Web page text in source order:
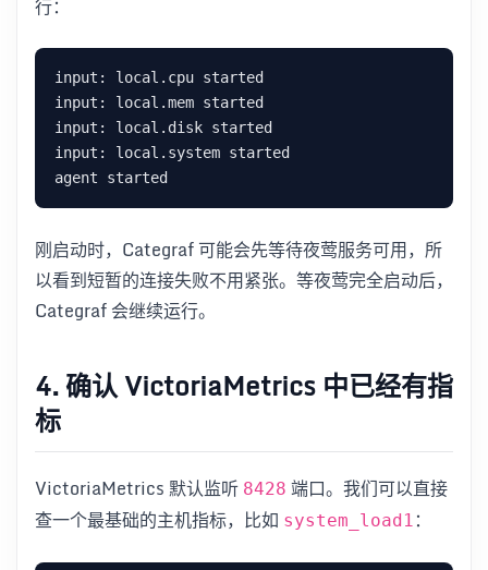
行：
刚启动时，Categraf 可能会先等待夜莺服务可用，所
以看到短暂的连接失败不用紧张。等夜莺完全启动后，
Categraf 会继续运行。
4. 确认 VictoriaMetrics 中已经有指
标
VictoriaMetrics 默认监听 8428 端口。我们可以直接
查一个最基础的主机指标，比如 system_load1 ：